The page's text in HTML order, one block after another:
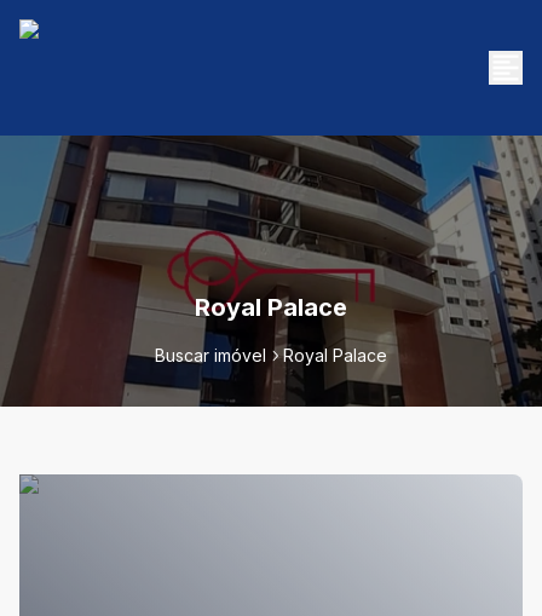
Royal Palace
Buscar imóvel Royal Palace